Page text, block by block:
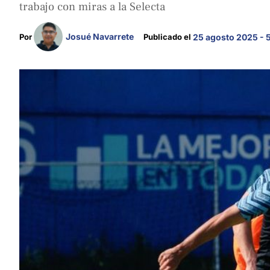
trabajo con miras a la Selecta
Por Josué Navarrete Publicado el 25 agosto 2025 -